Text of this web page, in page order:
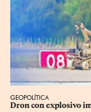
GEOPOLÍTICA
Dron con explosivo